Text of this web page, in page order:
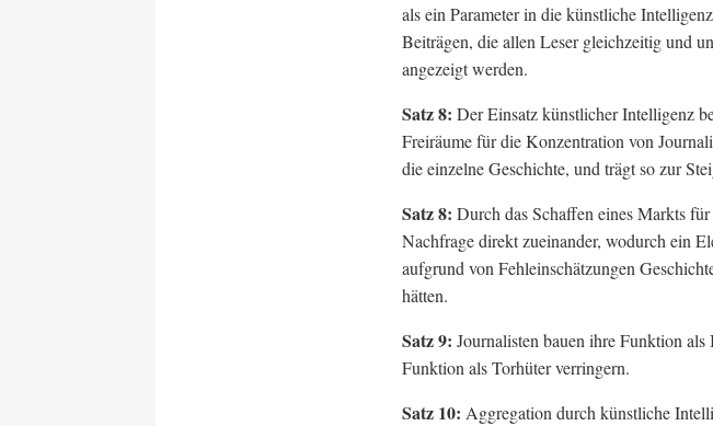
als ein Parameter in die künstliche
Beiträgen, die allen Leser gleichzeitig und
angezeigt werden.
Satz 8: Der Einsatz künstlicher Intelligenz
Freiräume für die Konzentration von
die einzelne Geschichte, und trägt so zur
Satz 8: Durch das Schaffen eines Markts
Nachfrage direkt zueinander, wodurch ein
aufgrund von Fehleinschätzungen
hätten.
Satz 9: Journalisten bauen ihre Funktion
Funktion als Torhüter verringern.
Satz 10: Aggregation durch künstliche